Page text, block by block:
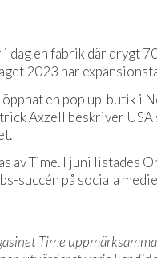
i dag en fabrik där drygt
2023 har
en pop up-butik i
Axzell beskriver
av Time. I juni listades
succén på sociala
Time